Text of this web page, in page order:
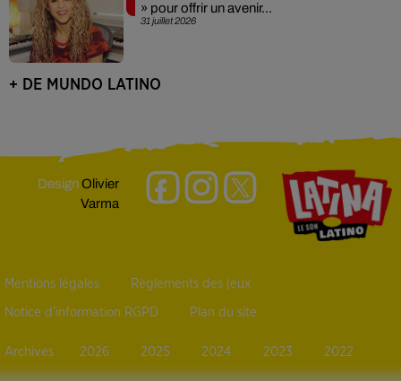
31 juillet 2026
» pour offrir un avenir...
+ DE MUNDO LATINO
DesignOlivier
Varma
Mentions légales Règlements des jeux
Notice d’information RGPD Plan du site
Archives 2026 2025 2024 2023 2022